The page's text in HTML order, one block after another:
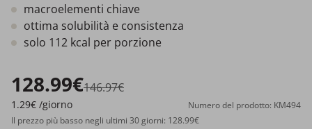
macroelementi chiave
ottima solubilità e consistenza
solo 112 kcal per porzione
128.99€146.97€
1.29€ /giorno
Numero del prodotto: KM494
Il prezzo più basso negli ultimi 30 giorni: 128.99€